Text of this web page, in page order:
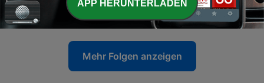
27 Jul. 2026
Mehr Folgen anzeigen
APP HERUNTERLADEN